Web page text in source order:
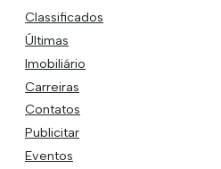
Classificados
Últimas
Imobiliário
Carreiras
Contatos
Publicitar
Eventos